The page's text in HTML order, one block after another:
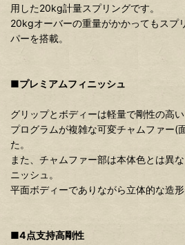
用した20kg計量スプリングです。
20kgオーバーの重量がかかってもスプ
パーを搭載。
■プレミアムフィニッシュ
グリップとボディーは軽量で剛性の高
プログラムが複雑な可変チャムファー(
た。
また、チャムファー部は本体色とは異
ニッシュ。
平面ボディーでありながら立体的な造形
■4点支持高剛性